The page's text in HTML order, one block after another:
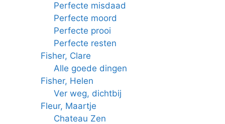
Perfecte misdaad
Perfecte moord
Perfecte prooi
Perfecte resten
Fisher, Clare
Alle goede dingen
Fisher, Helen
Ver weg, dichtbij
Fleur, Maartje
Chateau Zen